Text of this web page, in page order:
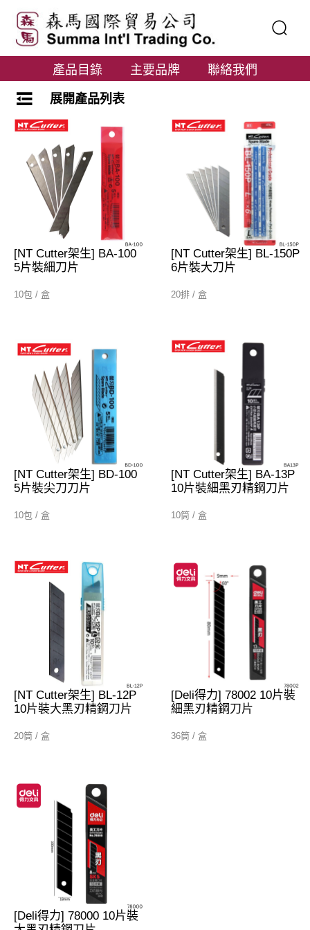
產品目錄 主要品牌 聯絡我們
展開產品列表
[NT Cutter架生] BA-100
5片裝細刀片
10包 / 盒
[NT Cutter架生] BL-150P
6片裝大刀片
20排 / 盒
[NT Cutter架生] BD-100
5片裝尖刀刀片
10包 / 盒
[NT Cutter架生] BA-13P
10片裝細黑刃精鋼刀片
10筒 / 盒
[NT Cutter架生] BL-12P
10片裝大黑刃精鋼刀片
20筒 / 盒
[Deli得力] 78002 10片裝
細黑刃精鋼刀片
36筒 / 盒
[Deli得力] 78000 10片裝